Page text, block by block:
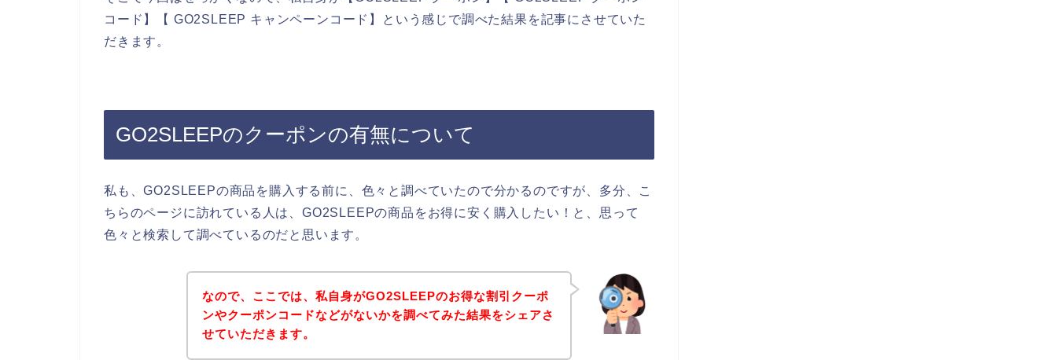
コード】【 GO2SLEEP キャンペーンコード】という感じで調べた結果を記事にさせていた
だきます。
GO2SLEEPのクーポンの有無について
私も、GO2SLEEPの商品を購入する前に、色々と調べていたので分かるのですが、多分、こ
ちらのページに訪れている人は、GO2SLEEPの商品をお得に安く購入したい！と、思って
色々と検索して調べているのだと思います。
なので、ここでは、私自身がGO2SLEEPのお得な割引クーポ
ンやクーポンコードなどがないかを調べてみた結果をシェアさ
せていただきます。